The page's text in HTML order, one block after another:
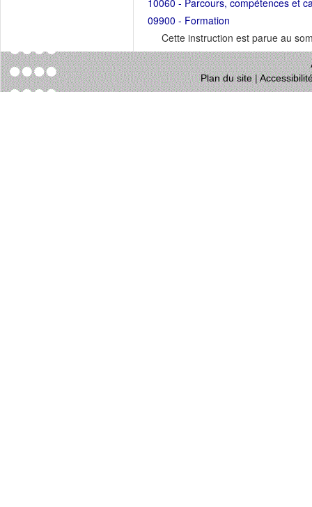
10060 - Parcours, compétences et
09900 - Formation
Cette instruction est parue au
Plan du site|